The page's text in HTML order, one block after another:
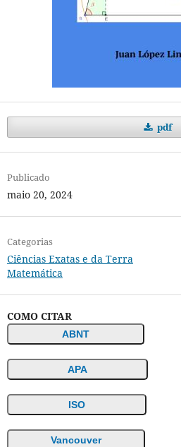
pdf
Publicado
maio 20, 2024
Categorias
Ciências Exatas e da Terra
Matemática
COMO CITAR
ABNT
APA
ISO
Vancouver